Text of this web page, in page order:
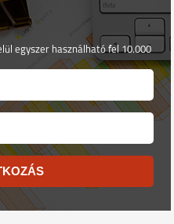
egyszer használható fel 10.000